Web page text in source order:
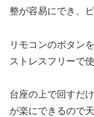
整が容易にでき、
リモコンのボタン
ストレスフリーで使
台座の上で回すだ
が楽にできるので